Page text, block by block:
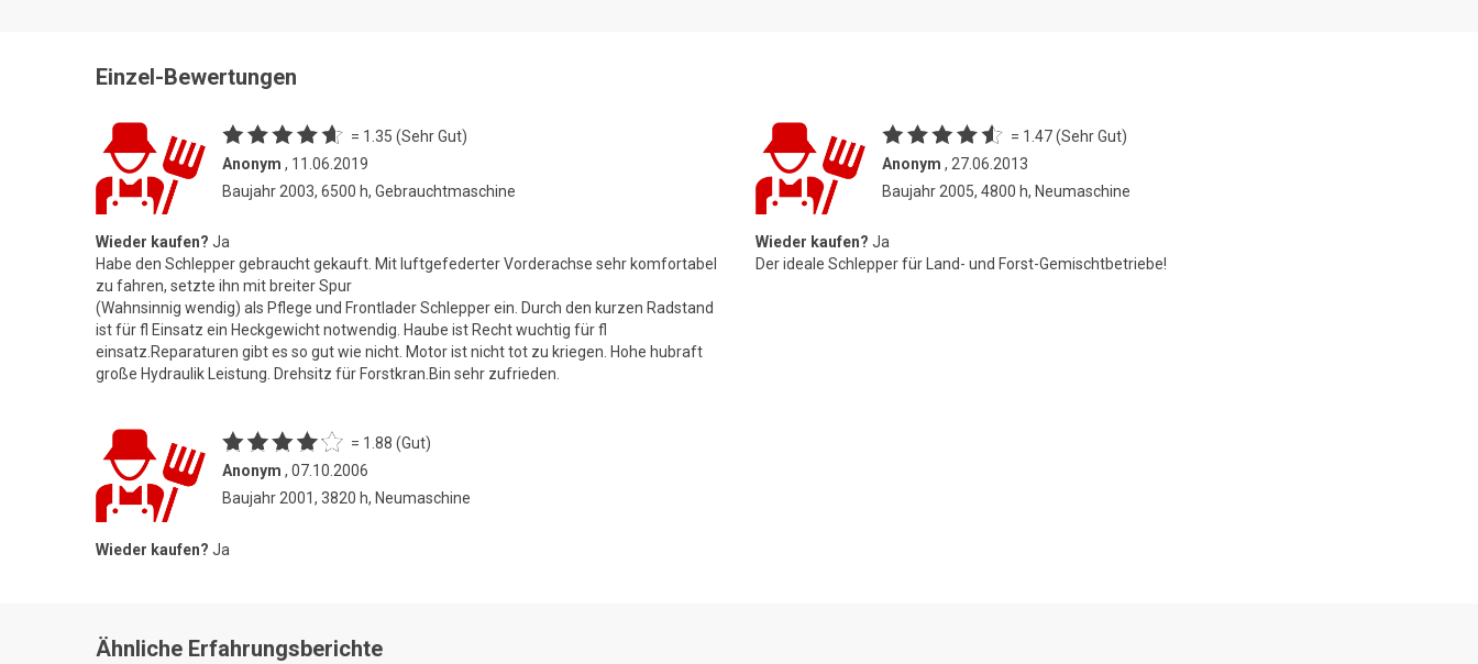
Einzel-Bewertungen
= 1.35 (Sehr Gut)
Anonym , 11.06.2019
Baujahr 2003, 6500 h, Gebrauchtmaschine
Wieder kaufen? Ja
Habe den Schlepper gebraucht gekauft. Mit luftgefederter Vorderachse sehr komfortabel
zu fahren, setzte ihn mit breiter Spur
(Wahnsinnig wendig) als Pflege und Frontlader Schlepper ein. Durch den kurzen Radstand
ist für fl Einsatz ein Heckgewicht notwendig. Haube ist Recht wuchtig für fl
einsatz.Reparaturen gibt es so gut wie nicht. Motor ist nicht tot zu kriegen. Hohe hubraft
große Hydraulik Leistung. Drehsitz für Forstkran.Bin sehr zufrieden.
= 1.47 (Sehr Gut)
Anonym , 27.06.2013
Baujahr 2005, 4800 h, Neumaschine
Wieder kaufen? Ja
Der ideale Schlepper für Land- und Forst-Gemischtbetriebe!
= 1.88 (Gut)
Anonym , 07.10.2006
Baujahr 2001, 3820 h, Neumaschine
Wieder kaufen? Ja
Ähnliche Erfahrungsberichte